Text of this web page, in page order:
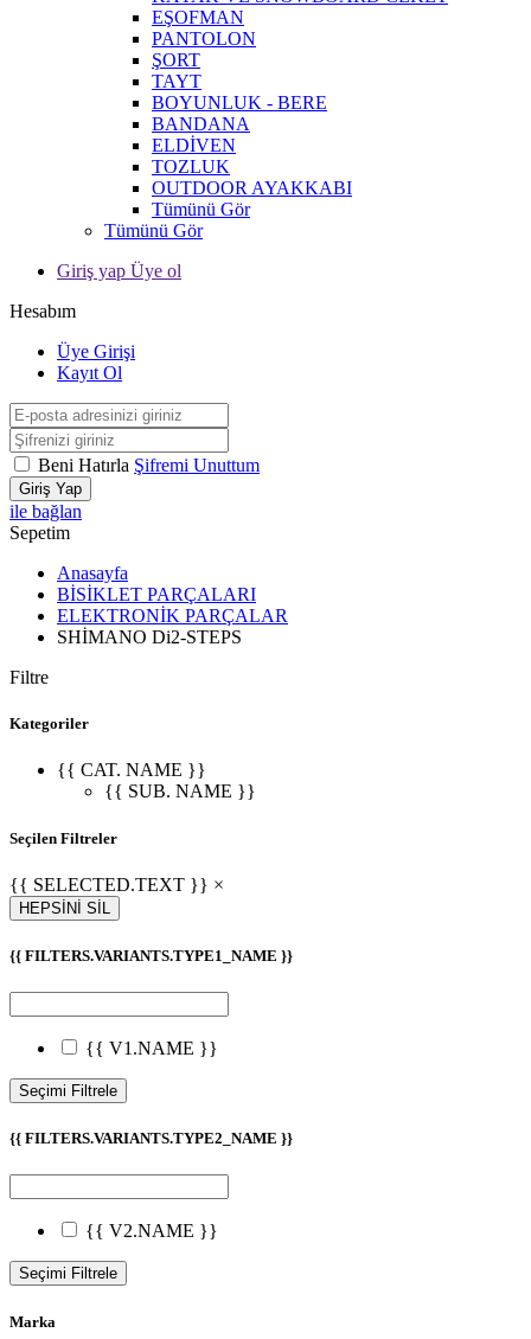
EŞOFMAN
PANTOLON
ŞORT
TAYT
BOYUNLUK - BERE
BANDANA
ELDİVEN
TOZLUK
OUTDOOR AYAKKABI
Tümünü Gör
Tümünü Gör
Giriş yap Üye ol
Hesabım
Üye Girişi
Kayıt Ol
Beni Hatırla Şifremi Unuttum
Giriş Yap
ile bağlan
Sepetim
Anasayfa
BİSİKLET PARÇALARI
ELEKTRONİK PARÇALAR
SHİMANO Di2-STEPS
Filtre
Kategoriler
{{ CAT. NAME }}
{{ SUB. NAME }}
Seçilen Filtreler
{{ SELECTED.TEXT }} ×
HEPSİNİ SİL
{{ FILTERS.VARIANTS.TYPE1_NAME }}
{{ V1.NAME }}
Seçimi Filtrele
{{ FILTERS.VARIANTS.TYPE2_NAME }}
{{ V2.NAME }}
Seçimi Filtrele
Marka